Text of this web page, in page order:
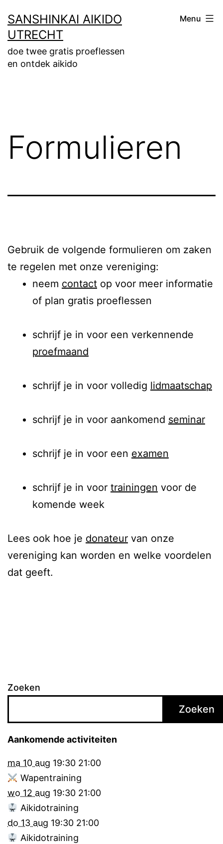
naar
de
inhoud
SANSHINKAI AIKIDO
UTRECHT
doe twee gratis proeflessen
en ontdek aikido
Menu
Formulieren
Gebruik de volgende formulieren om zaken
te regelen met onze vereniging:
neem contact op voor meer informatie
of plan gratis proeflessen
schrijf je in voor een verkennende
proefmaand
schrijf je in voor volledig lidmaatschap
schrijf je in voor aankomend seminar
schrijf je in voor een examen
schrijf je in voor trainingen voor de
komende week
Lees ook hoe je donateur van onze
vereniging kan worden en welke voordelen
dat geeft.
Zoeken
Zoeken
Aankomende activiteiten
ma 10 aug 19:30 21:00
Wapentraining
wo 12 aug 19:30 21:00
Aikidotraining
do 13 aug 19:30 21:00
Aikidotraining